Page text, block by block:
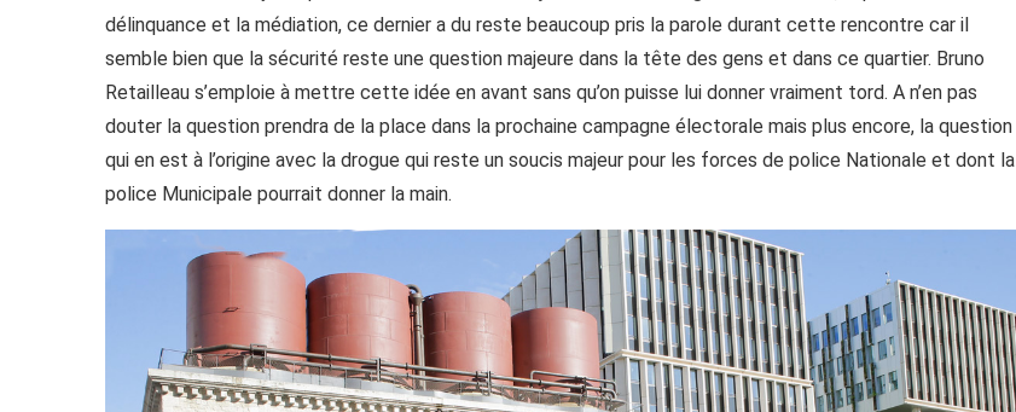
délinquance et la médiation, ce dernier a du reste beaucoup pris la parole durant cette rencontre car il
semble bien que la sécurité reste une question majeure dans la tête des gens et dans ce quartier. Bruno
Retailleau s’emploie à mettre cette idée en avant sans qu’on puisse lui donner vraiment tord. A n’en pas
douter la question prendra de la place dans la prochaine campagne électorale mais plus encore, la question
qui en est à l’origine avec la drogue qui reste un soucis majeur pour les forces de police Nationale et dont la
police Municipale pourrait donner la main.